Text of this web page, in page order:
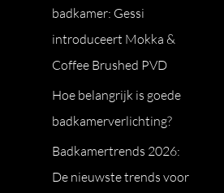
badkamer: Gessi
introduceert Mokka &
Coffee Brushed PVD
Hoe belangrijk is goede
badkamerverlichting?
Badkamertrends 2026:
De nieuwste trends voor